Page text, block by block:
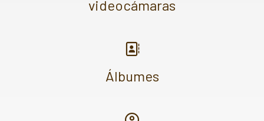
videocámaras
Álbumes